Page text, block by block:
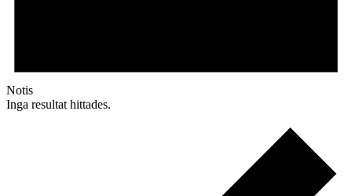
Notis
Inga resultat hittades.